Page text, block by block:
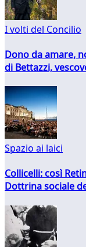
I volti del Concilio
Dono da amare,
di Bettazzi,
Spazio ai laici
Collicelli: così
Dottrina sociale